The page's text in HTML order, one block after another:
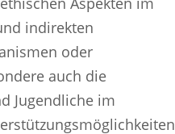
indirekten
oder
auch die
Jugendliche im